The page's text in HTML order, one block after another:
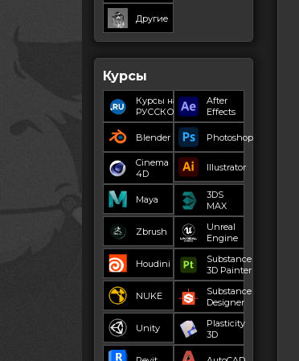
Другие
Курсы
Курсы на
РУССКОМ
After
Effects
Blender Photoshop
Cinema
4D
Illustrator
Maya
3DS
MAX
Zbrush
Unreal
Engine
Houdini
Substance
3D Painter
NUKE
Substance
Designer
Unity
Plasticity
3D